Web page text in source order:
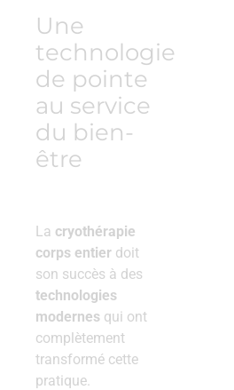
Une
technologie
de pointe
au service
du bien-
être
La cryothérapie
corps entier doit
son succès à des
technologies
modernes qui ont
complètement
transformé cette
pratique.